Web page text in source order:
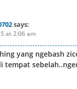
says:
at 2:06 am
yang ngebash
tempat